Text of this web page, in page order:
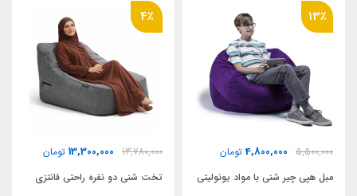
13٪
5,500,000
4,800,000 تومان
مبل هپی چیر شنی با مواد یونولیتی
4٪
13,780,000
13,300,000 تومان
تخت شنی دو نفره راحتی فانتزی